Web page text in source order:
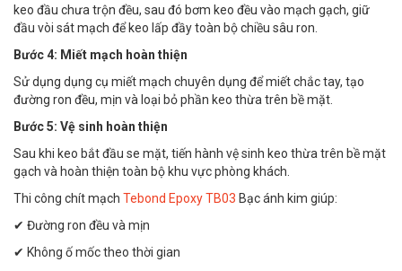
keo đầu chưa trộn đều, sau đó bơm keo đều vào mạch gạch, giữ
đầu vòi sát mạch để keo lấp đầy toàn bộ chiều sâu ron.
Bước 4: Miết mạch hoàn thiện
Sử dụng dụng cụ miết mạch chuyên dụng để miết chắc tay, tạo
đường ron đều, mịn và loại bỏ phần keo thừa trên bề mặt.
Bước 5: Vệ sinh hoàn thiện
Sau khi keo bắt đầu se mặt, tiến hành vệ sinh keo thừa trên bề mặt
gạch và hoàn thiện toàn bộ khu vực phòng khách.
Thi công chít mạch Tebond Epoxy TB03 Bạc ánh kim giúp:
✔ Đường ron đều và mịn
✔ Không ố mốc theo thời gian